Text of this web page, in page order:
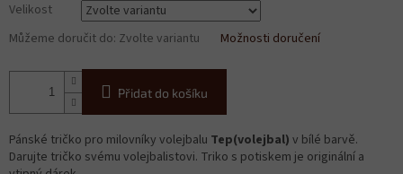
cena:
Velikost
Můžeme doručit do: Zvolte variantu Možnosti doručení
Přidat do košíku
Pánské tričko pro milovníky volejbalu Tep(volejbal) v bílé barvě.
Darujte tričko svému volejbalistovi. Triko s potiskem je originální a